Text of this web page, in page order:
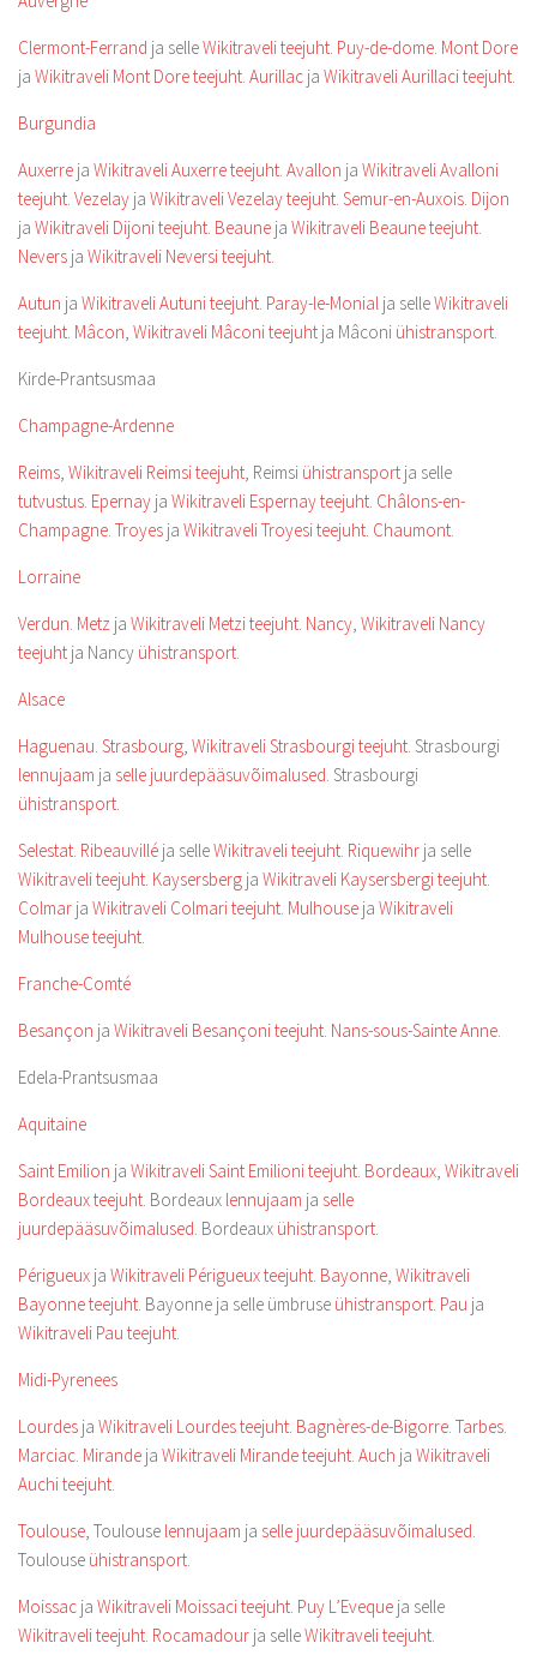
Clermont-Ferrand ja selleWikitraveli teejuht. Puy-de-dome. Mont Dore
ja Wikitraveli Mont Dore teejuht. Aurillac ja Wikitraveli Aurillaci teejuht.
Burgundia
Auxerre ja Wikitraveli Auxerre teejuht. Avallon ja Wikitraveli Avalloni
teejuht. Vezelay ja Wikitraveli Vezelay teejuht. Semur-en-Auxois. Dijon
ja Wikitraveli Dijoni teejuht. Beaune ja Wikitraveli Beaune teejuht.
Nevers ja Wikitraveli Neversi teejuht.
Autun ja Wikitraveli Autuni teejuht. Paray-le-Monial ja selleWikitraveli
teejuht. Mâcon, Wikitraveli Mâconi teejuht ja Mâconi ühistransport.
Kirde-Prantsusmaa
Champagne-Ardenne
Reims, Wikitraveli Reimsi teejuht, Reimsi ühistransport ja selle
tutvustus. Epernay ja Wikitraveli Espernay teejuht. Châlons-en-
Champagne. Troyes ja Wikitraveli Troyesi teejuht. Chaumont.
Lorraine
Verdun. Metz ja Wikitraveli Metzi teejuht. Nancy, Wikitraveli Nancy
teejuht ja Nancy ühistransport.
Alsace
Haguenau. Strasbourg, Wikitraveli Strasbourgi teejuht. Strasbourgi
lennujaam ja selle juurdepääsuvõimalused. Strasbourgi
ühistransport.
Selestat. Ribeauvillé ja selleWikitraveli teejuht. Riquewihr ja selle
Wikitraveli teejuht. Kaysersberg ja Wikitraveli Kaysersbergi teejuht.
Colmar ja Wikitraveli Colmari teejuht. Mulhouse ja Wikitraveli
Mulhouse teejuht.
Franche-Comté
Besançon ja Wikitraveli Besançoni teejuht. Nans-sous-Sainte Anne.
Edela-Prantsusmaa
Aquitaine
Saint Emilion ja Wikitraveli Saint Emilioni teejuht. Bordeaux, Wikitraveli
Bordeaux teejuht. Bordeaux lennujaam ja selle
juurdepääsuvõimalused. Bordeaux ühistransport.
Périgueux ja Wikitraveli Périgueux teejuht. Bayonne, Wikitraveli
Bayonne teejuht. Bayonne ja selle ümbruse ühistransport. Pau ja
Wikitraveli Pau teejuht.
Midi-Pyrenees
Lourdes ja Wikitraveli Lourdes teejuht. Bagnères-de-Bigorre. Tarbes.
Marciac. Mirande ja Wikitraveli Mirande teejuht. Auch ja Wikitraveli
Auchi teejuht.
Toulouse, Toulouse lennujaam ja selle juurdepääsuvõimalused.
Toulouse ühistransport.
Moissac ja Wikitraveli Moissaci teejuht. Puy L’Eveque ja selle
Wikitraveli teejuht. Rocamadour ja selleWikitraveli teejuht.